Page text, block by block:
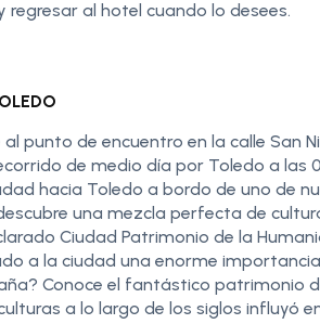
al hotel cuando lo desees.
punto de encuentro en la calle San
de medio día por Toledo a las
hacia Toledo a bordo de uno de
una mezcla perfecta de
Ciudad Patrimonio de la
a la ciudad una enorme
Conoce el fantástico patrimonio
a lo largo de los siglos influyó